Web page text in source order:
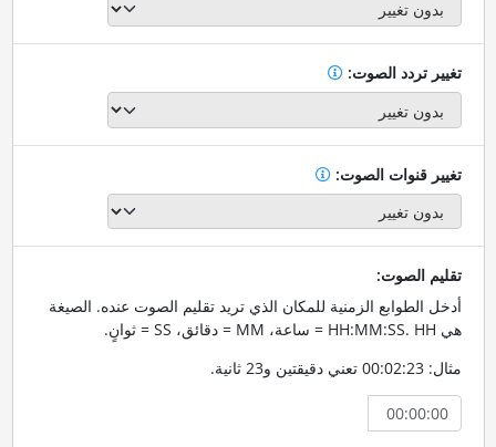
تغيير تردد الصوت:
تغيير قنوات الصوت:
تقليم الصوت:
أدخل الطوابع الزمنية للمكان الذي تريد تقليم الصوت عنده. الصيغة
هي HH:MM:SS. HH = ساعة، MM = دقائق، SS = ثوانٍ.
مثال: 00:02:23 تعني دقيقتين و23 ثانية.